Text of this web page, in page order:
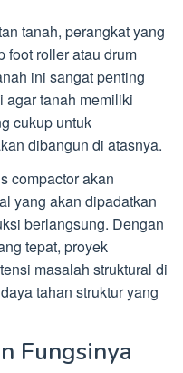
tanah, perangkat yang
foot roller atau drum
ini sangat penting
agar tanah memiliki
cukup untuk
dibangun di atasnya.
compactor akan
yang akan dipadatkan
berlangsung. Dengan
tepat, proyek
masalah struktural di
tahan struktur yang
Fungsinya